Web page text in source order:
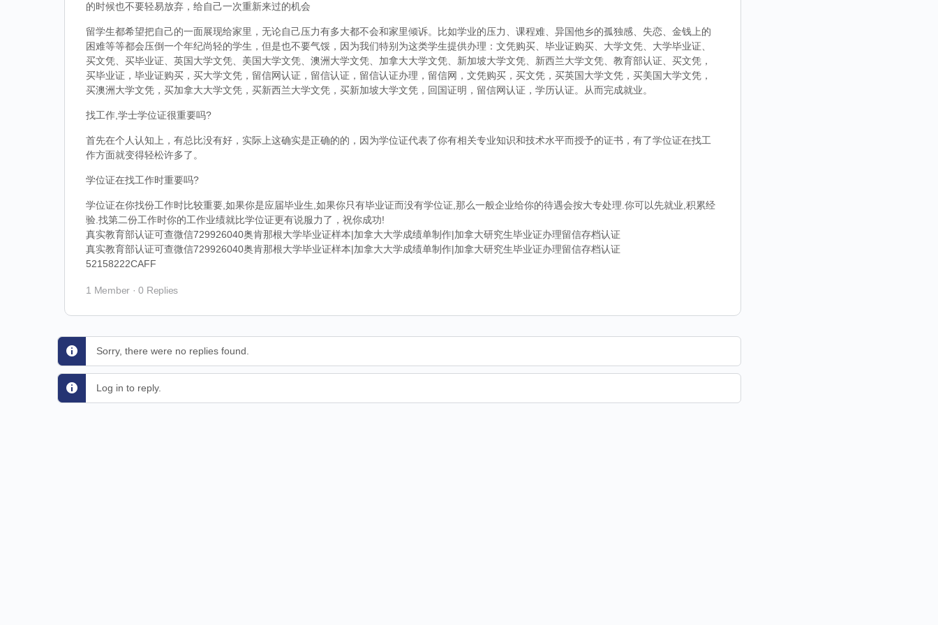
的时候也不要轻易放弃，给自己一次重新来过的机会
留学生都希望把自己的一面展现给家里，无论自己压力有多大都不会和家里倾诉。比如学业的压力、课程难、异国他乡的孤独感、失恋、金钱上的
困难等等都会压倒一个年纪尚轻的学生，但是也不要气馁，因为我们特别为这类学生提供办理：文凭购买、毕业证购买、大学文凭、大学毕业证、
买文凭、买毕业证、英国大学文凭、美国大学文凭、澳洲大学文凭、加拿大大学文凭、新加坡大学文凭、新西兰大学文凭、教育部认证、买文凭，
买毕业证，毕业证购买，买大学文凭，留信网认证，留信认证，留信认证办理，留信网，文凭购买，买文凭，买英国大学文凭，买美国大学文凭，
买澳洲大学文凭，买加拿大大学文凭，买新西兰大学文凭，买新加坡大学文凭，回国证明，留信网认证，学历认证。从而完成就业。
找工作,学士学位证很重要吗?
首先在个人认知上，有总比没有好，实际上这确实是正确的的，因为学位证代表了你有相关专业知识和技术水平而授予的证书，有了学位证在找工
作方面就变得轻松许多了。
学位证在找工作时重要吗?
学位证在你找份工作时比较重要,如果你是应届毕业生,如果你只有毕业证而没有学位证,那么一般企业给你的待遇会按大专处理.你可以先就业,积累经
验.找第二份工作时你的工作业绩就比学位证更有说服力了，祝你成功!
真实教育部认证可查微信729926040奥肯那根大学毕业证样本|加拿大大学成绩单制作|加拿大研究生毕业证办理留信存档认证
真实教育部认证可查微信729926040奥肯那根大学毕业证样本|加拿大大学成绩单制作|加拿大研究生毕业证办理留信存档认证
52158222CAFF
1 Member · 0 Replies
Sorry, there were no replies found.
Log in to reply.